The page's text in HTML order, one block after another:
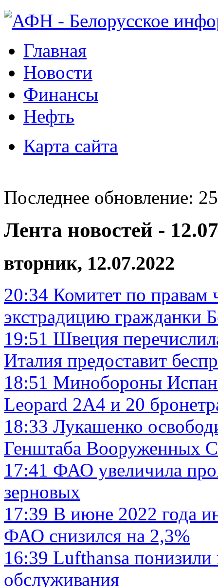
Главная
Новости
Финансы
Нефть
Карта сайта
Последнее обновление:
Лента новостей -
вторник, 12.07.2022
20:34 Комитет по правам
экстрадицию гражданки
19:51 Швеция
Италия предоставит
18:51 Минобороны
Leopard 2A4 и 20
18:33 Лукашенко
Генштаба Вооруженных
17:41 ФАО увеличила
зерновых
17:39 В июне 2022 года
ФАО снизился на 2,3%
16:39 Lufthansa понизили
обслуживания